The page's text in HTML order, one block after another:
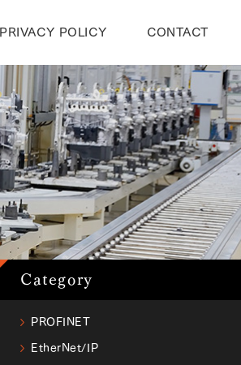
PRIVACY POLICY CONTACT
Category
PROFINET
EtherNet/IP